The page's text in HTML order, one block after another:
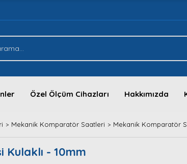
Özel Ölçüm Cihazları Hakkımızda
Mekanik Komparatör Saatleri Mekanik Komparatör
- 10mm